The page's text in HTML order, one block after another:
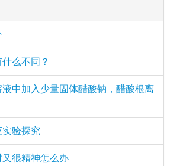
么不同？
中加入少量固体醋酸钠，醋酸根离
验探究
很精神怎么办